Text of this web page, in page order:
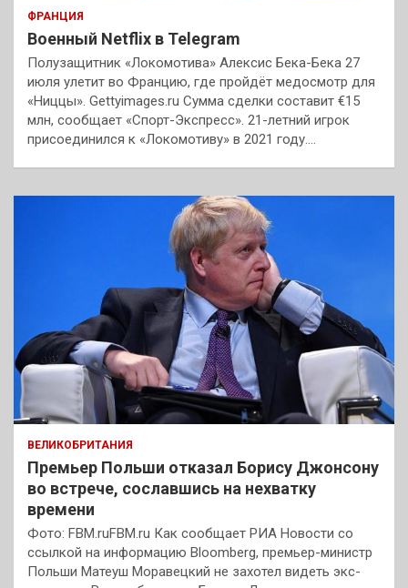
ФРАНЦИЯ
Военный Netflix в Telegram
Полузащитник «Локомотива» Алексис Бека-Бека 27
июля улетит во Францию, где пройдёт медосмотр для
«Ниццы». Gettyimages.ru Сумма сделки составит €15
млн, сообщает «Спорт-Экспресс». 21-летний игрок
присоединился к «Локомотиву» в 2021 году.…
ВЕЛИКОБРИТАНИЯ
Премьер Польши отказал Борису Джонсону
во встрече, сославшись на нехватку
времени
Фото: FBM.ruFBM.ru Как сообщает РИА Новости со
ссылкой на информацию Bloomberg, премьер-министр
Польши Матеуш Моравецкий не захотел видеть экс-